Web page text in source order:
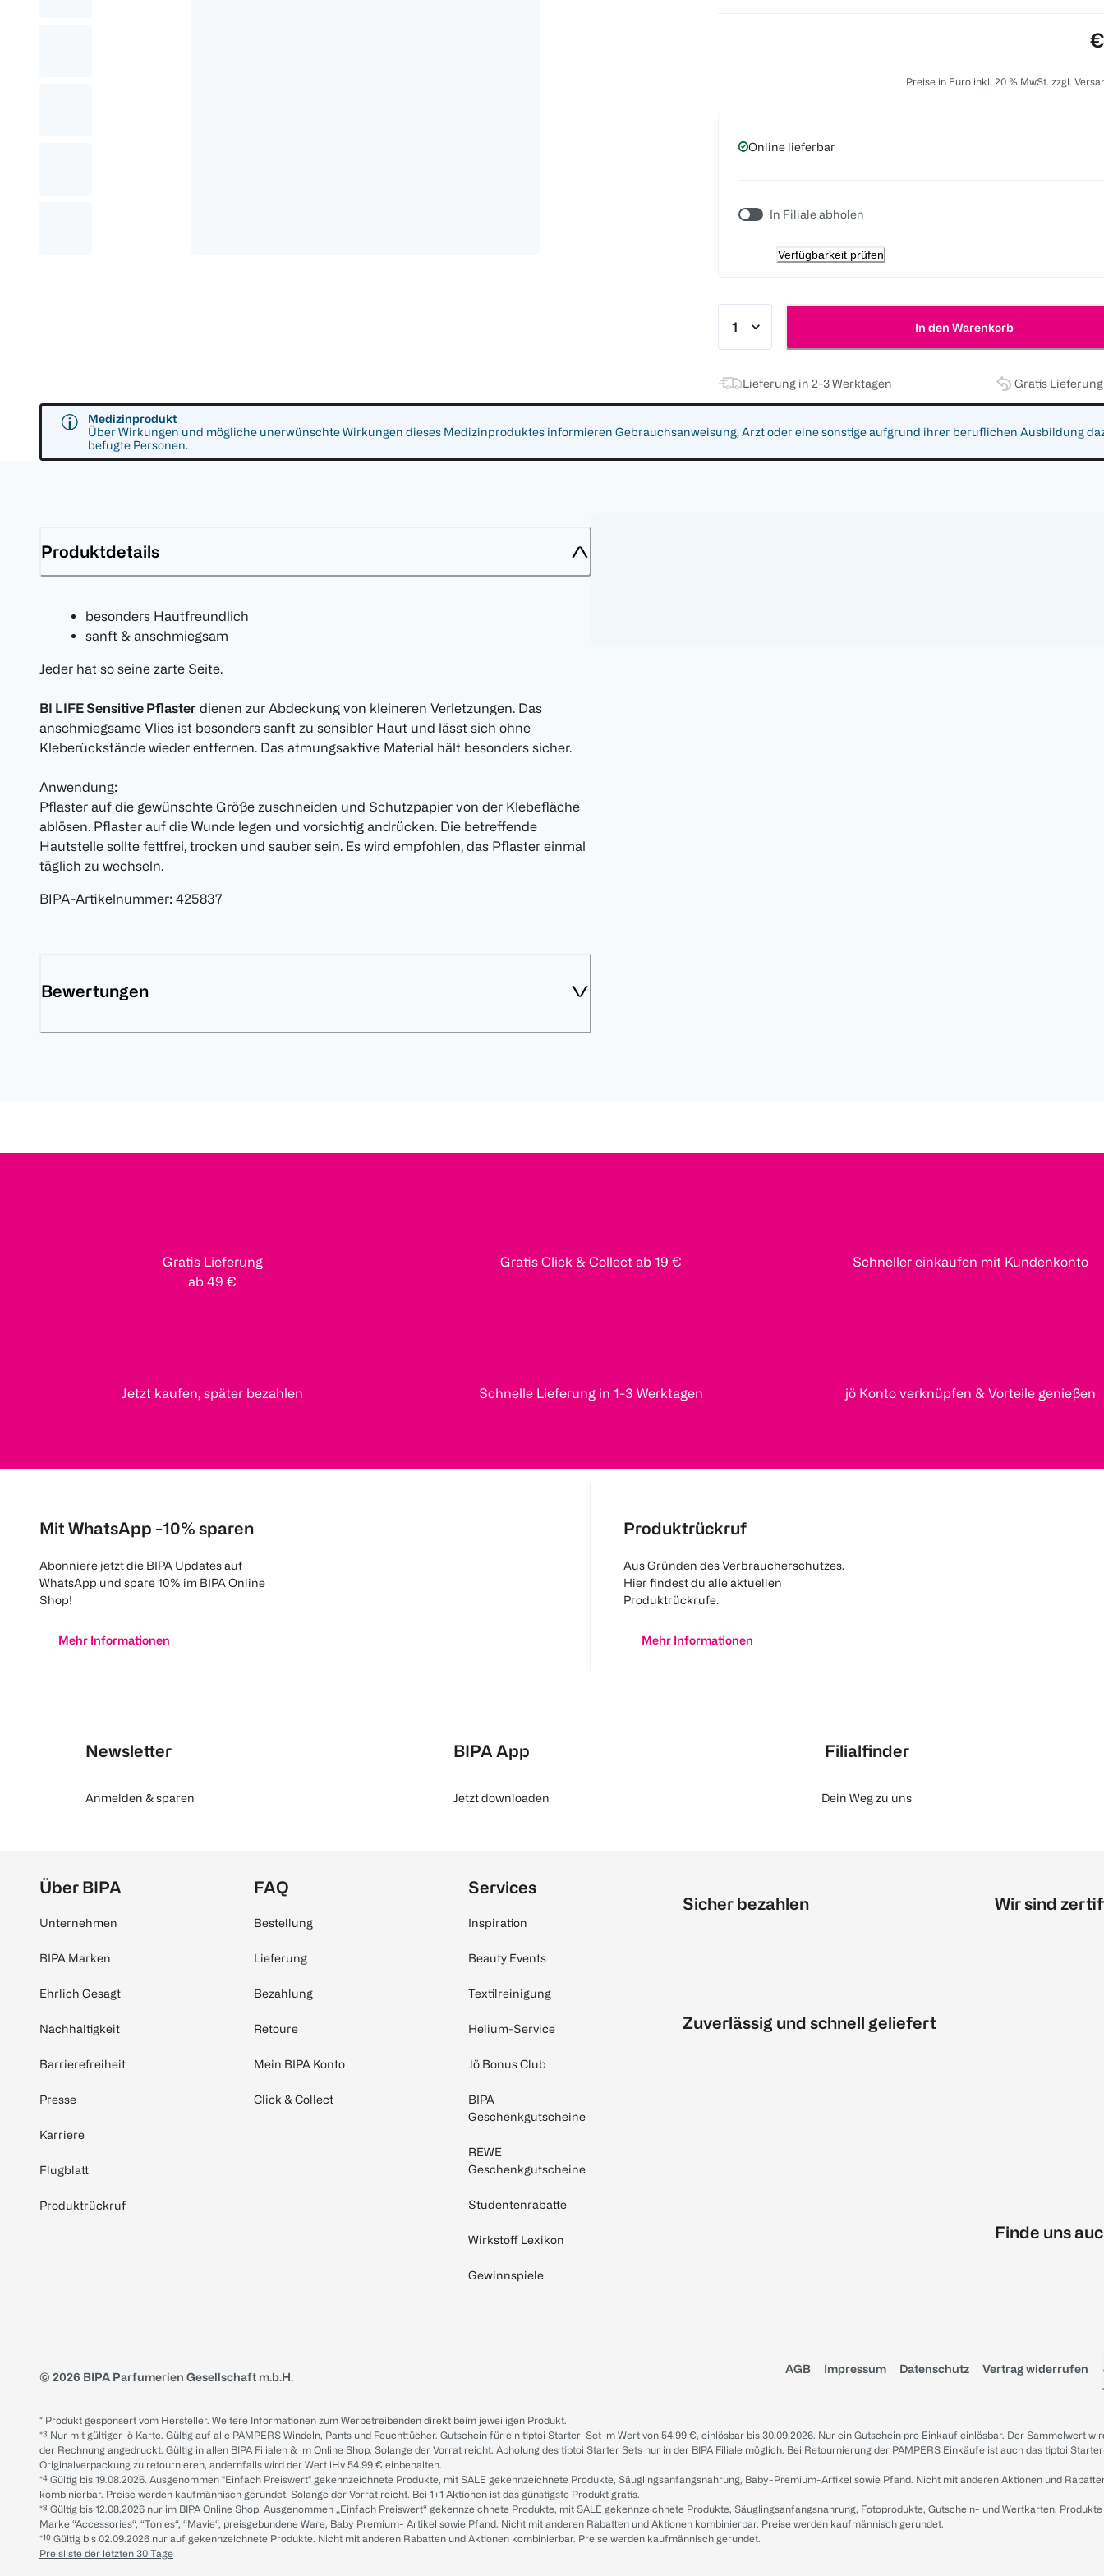
Preise in Euro inkl. 20 % MwSt. zzgl.
Online lieferbar
In Filiale abholen
Verfügbarkeit prüfen
In den Warenkorb
Lieferung in 2-3 Werktagen Gratis
Medizinprodukt
Über Wirkungen und mögliche unerwünschte Wirkungen dieses Medizinproduktes informieren Gebrauchsanweisung, Arzt oder eine sonstige aufgrund ihrer beruflichen Ausbildung
befugte Personen.
Produktdetails
besonders Hautfreundlich
sanft & anschmiegsam
Jeder hat so seine zarte Seite.
BI LIFE Sensitive Pflaster dienen zur Abdeckung von kleineren Verletzungen. Das
anschmiegsame Vlies ist besonders sanft zu sensibler Haut und lässt sich ohne
Kleberückstände wieder entfernen. Das atmungsaktive Material hält besonders sicher.
Anwendung:
Pflaster auf die gewünschte Größe zuschneiden und Schutzpapier von der Klebefläche
ablösen. Pflaster auf die Wunde legen und vorsichtig andrücken. Die betreffende
Hautstelle sollte fettfrei, trocken und sauber sein. Es wird empfohlen, das Pflaster einmal
täglich zu wechseln.
BIPA-Artikelnummer: 425837
Bewertungen
Gratis Lieferung
ab 49 €
Gratis Click & Collect ab 19 € Schneller einkaufen mit Kundenkonto
Jetzt kaufen, später bezahlen Schnelle Lieferung in 1-3 Werktagen jö Konto verknüpfen & Vorteile genießen
Mit WhatsApp -10% sparen
Abonniere jetzt die BIPA Updates auf
WhatsApp und spare 10% im BIPA Online
Shop!
Mehr Informationen
Produktrückruf
Aus Gründen des Verbraucherschutzes.
Hier findest du alle aktuellen
Produktrückrufe.
Mehr Informationen
Newsletter
Anmelden & sparen
BIPA App
Jetzt downloaden
Filialfinder
Dein Weg zu uns
Über BIPA
Unternehmen
BIPA Marken
Ehrlich Gesagt
Nachhaltigkeit
Barrierefreiheit
Presse
Karriere
Flugblatt
Produktrückruf
FAQ
Bestellung
Lieferung
Bezahlung
Retoure
Mein BIPA Konto
Click & Collect
Services
Inspiration
Beauty Events
Textilreinigung
Helium-Service
Jö Bonus Club
BIPA
Geschenkgutscheine
REWE
Geschenkgutscheine
Studentenrabatte
Wirkstoff Lexikon
Gewinnspiele
Sicher bezahlen
Zuverlässig und schnell geliefert
Wir sind
Finde uns
© 2026 BIPA Parfumerien Gesellschaft m.b.H.
AGB Impressum Datenschutz Vertrag widerrufen
* Produkt gesponsert vom Hersteller. Weitere Informationen zum Werbetreibenden direkt beim jeweiligen Produkt.
*³ Nur mit gültiger jö Karte. Gültig auf alle PAMPERS Windeln, Pants und Feuchttücher. Gutschein für ein tiptoi Starter-Set im Wert von 54.99 €, einlösbar bis 30.09.2026. Nur ein Gutschein pro Einkauf einlösbar. Der Sammelwert
der Rechnung angedruckt. Gültig in allen BIPA Filialen & im Online Shop. Solange der Vorrat reicht. Abholung des tiptoi Starter Sets nur in der BIPA Filiale möglich. Bei Retournierung der PAMPERS Einkäufe ist auch das tiptoi
Originalverpackung zu retournieren, andernfalls wird der Wert iHv 54.99 € einbehalten.
*⁴ Gültig bis 19.08.2026. Ausgenommen "Einfach Preiswert" gekennzeichnete Produkte, mit SALE gekennzeichnete Produkte, Säuglingsanfangsnahrung, Baby-Premium-Artikel sowie Pfand. Nicht mit anderen Aktionen und
kombinierbar. Preise werden kaufmännisch gerundet. Solange der Vorrat reicht. Bei 1+1 Aktionen ist das günstigste Produkt gratis.
*⁸ Gültig bis 12.08.2026 nur im BIPA Online Shop. Ausgenommen „Einfach Preiswert“ gekennzeichnete Produkte, mit SALE gekennzeichnete Produkte, Säuglingsanfangsnahrung, Fotoprodukte, Gutschein- und Wertkarten,
Marke “Accessories“, “Tonies“, “Mavie“, preisgebundene Ware, Baby Premium- Artikel sowie Pfand. Nicht mit anderen Rabatten und Aktionen kombinierbar. Preise werden kaufmännisch gerundet.
*¹⁰ Gültig bis 02.09.2026 nur auf gekennzeichnete Produkte. Nicht mit anderen Rabatten und Aktionen kombinierbar. Preise werden kaufmännisch gerundet.
Preisliste der letzten 30 Tage